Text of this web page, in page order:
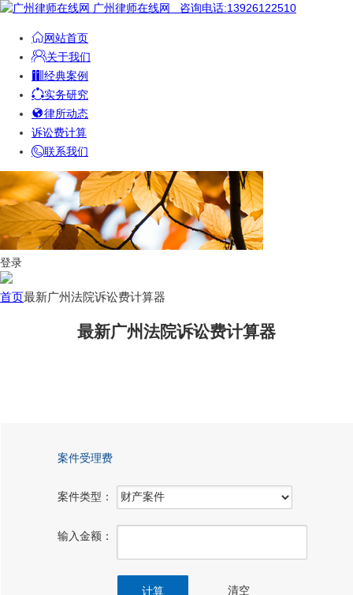
广州律师在线网 咨询电话:13926122510
网站首页
关于我们
经典案例
实务研究
律所动态
诉讼费计算
联系我们
登录
首页最新广州法院诉讼费计算器
最新广州法院诉讼费计算器
案件受理费
案件类型：
输入金额：